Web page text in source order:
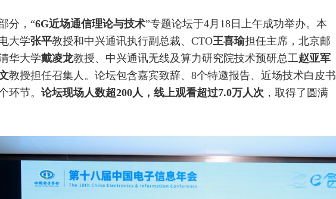
分，“6G近场通信理论与技术”专题论坛于4月18日上午成功举办。本
大学张平教授和中兴通讯执行副总裁、CTO王喜瑜担任主席，北京邮
华大学戴凌龙教授、中兴通讯无线及算力研究院技术预研总工赵亚军
教授担任召集人。论坛包含嘉宾致辞、8个特邀报告、近场技术白皮书
环节。 论坛现场人数超200人，线上观看超过7.0万人次 ，取得了圆满